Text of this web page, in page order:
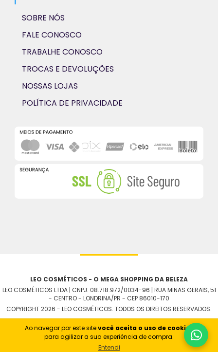
Ao navegar por este sitevocê aceita o uso de cookies
para agilizar a sua experiência de compra.
Entendi
SOBRE NÓS
FALE CONOSCO
TRABALHE CONOSCO
TROCAS E DEVOLUÇÕES
NOSSAS LOJAS
POLÍTICA DE PRIVACIDADE
LEO COSMÉTICOS - O MEGA SHOPPING DA BELEZA
LEO COSMÉTICOS LTDA | CNPJ: 08.718.972/0034-96 | RUA MINAS GERAIS, 51
- CENTRO - LONDRINA/PR - CEP 86010-170
COPYRIGHT 2026 - LEO COSMÉTICOS. TODOS OS DIREITOS RESERVADOS.